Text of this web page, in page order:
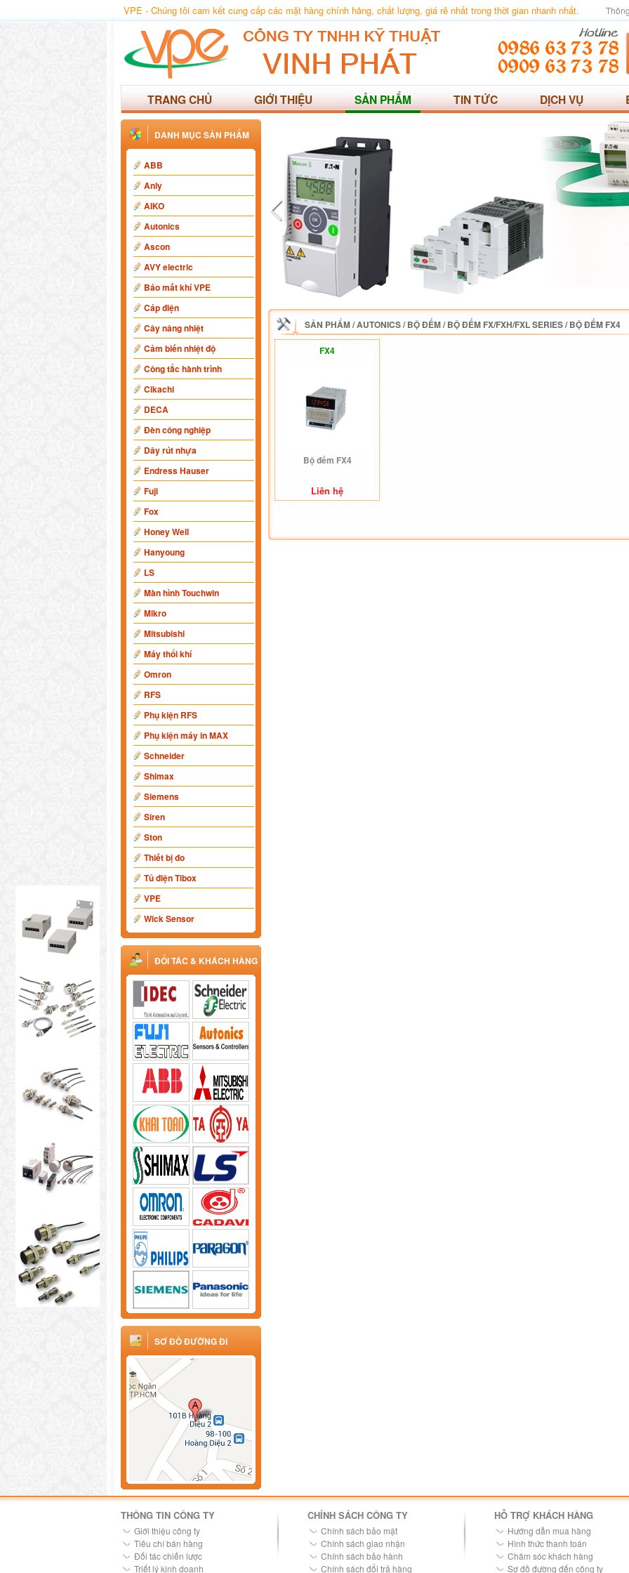
VPE - Chúng tôi cam kết cung cấp các mặt hàng chính hãng, chất lượng, giá rẻ nhất trong thời gian nhanh nhất.
TRANG CHỦ GIỚI THIỆU SẢN PHẨM TIN TỨC DỊCH VỤ
DANH MỤC SẢN PHẨM
ABB
Anly
AIKO
Autonics
Ascon
AVY electric
Báo mất khí VPE
Cáp điện
Cây nâng nhiệt
Cảm biến nhiệt độ
Công tắc hành trình
Cikachi
DECA
Đèn công nghiệp
Dây rút nhựa
Endress Hauser
Fuji
Fox
Honey Well
Hanyoung
LS
Màn hình Touchwin
Mikro
Mitsubishi
Máy thổi khí
Omron
RFS
Phụ kiện RFS
Phụ kiện máy in MAX
Schneider
Shimax
Siemens
Siren
Ston
Thiết bị đo
Tủ điện Tibox
VPE
Wick Sensor
ĐỐI TÁC & KHÁCH HÀNG
SƠ ĐỒ ĐƯỜNG ĐI
SẢN PHẨM/AUTONICS/BỘ ĐẾM/BỘ ĐẾM FX/FXH/FXL SERIES/BỘ ĐẾM FX4
FX4
Bộ đếm FX4
Liên hệ
THÔNG TIN CÔNG TY
Giới thiệu công ty
Tiêu chí bán hàng
Đối tác chiến lược
Triết lý kinh doanh
CHÍNH SÁCH CÔNG TY
Chính sách bảo mật
Chính sách giao nhận
Chính sách bảo hành
Chính sách đổi trả hàng
HỖ TRỢ KHÁCH HÀNG
Hướng dẫn mua hàng
Hình thức thanh toán
Chăm sóc khách hàng
Sơ đồ đường đến công ty